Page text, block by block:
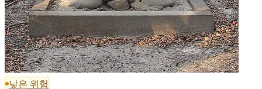
낮은 위험